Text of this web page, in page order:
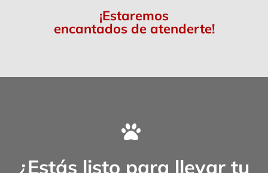
¡Estaremos
encantados de atenderte!
¿Estás listo para llevar tu